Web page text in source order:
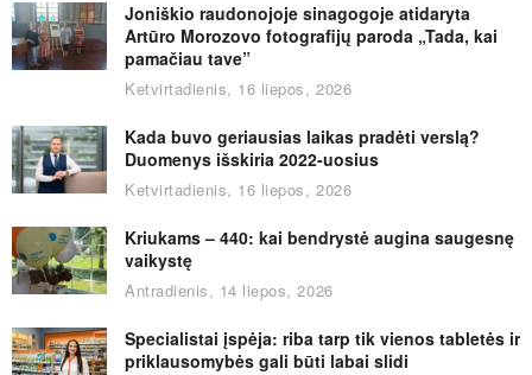
Joniškio raudonojoje sinagogoje atidaryta
Artūro Morozovo fotografijų paroda „Tada, kai
pamačiau tave”
Ketvirtadienis, 16 liepos, 2026
Kada buvo geriausias laikas pradėti verslą?
Duomenys išskiria 2022-uosius
Ketvirtadienis, 16 liepos, 2026
Kriukams – 440: kai bendrystė augina saugesnę
vaikystę
Antradienis, 14 liepos, 2026
Specialistai įspėja: riba tarp tik vienos tabletės ir
priklausomybės gali būti labai slidi